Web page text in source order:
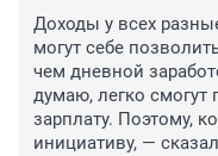
Доходы у всех
могут себе
чем дневной
думаю, легко смогут
зарплату. Поэтому,
инициативу, —